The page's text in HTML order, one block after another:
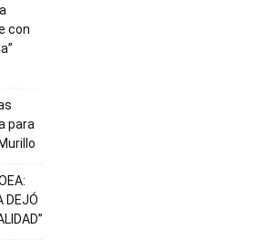
con
para
DEJÓ